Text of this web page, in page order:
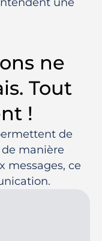
ne
Tout
!
de
manière
messages, ce